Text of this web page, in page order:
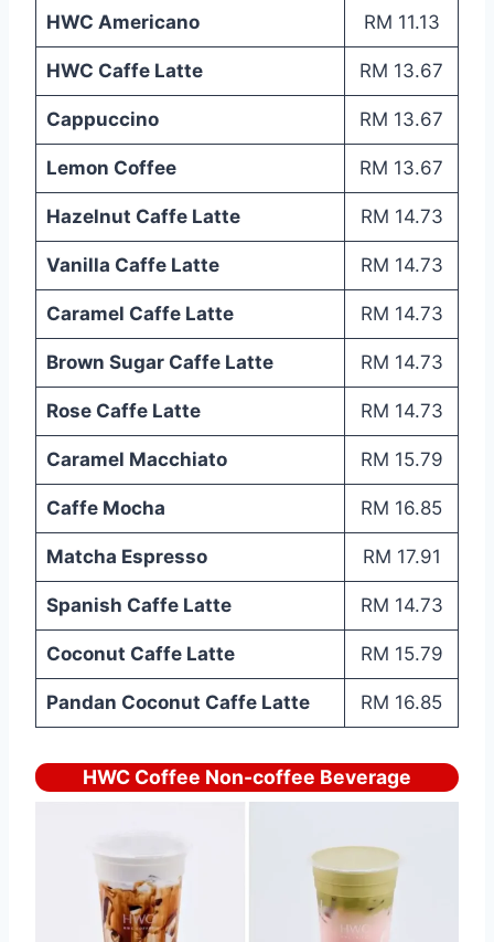
HWC Americano RM 11.13
HWC Caffe Latte RM 13.67
Cappuccino RM 13.67
Lemon Coffee RM 13.67
Hazelnut Caffe Latte RM 14.73
Vanilla Caffe Latte RM 14.73
Caramel Caffe Latte RM 14.73
Brown Sugar Caffe Latte RM 14.73
Rose Caffe Latte RM 14.73
Caramel Macchiato RM 15.79
Caffe Mocha RM 16.85
Matcha Espresso RM 17.91
Spanish Caffe Latte RM 14.73
Coconut Caffe Latte RM 15.79
Pandan Coconut Caffe Latte RM 16.85
HWC Coffee Non-coffee Beverage